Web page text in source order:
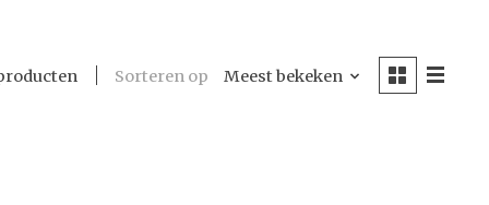
Sorteren op Meest bekeken